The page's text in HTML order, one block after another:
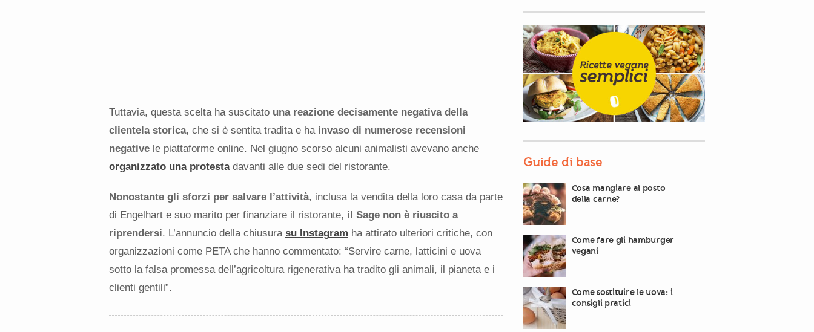
Tuttavia, questa scelta ha suscitato una reazione decisamente negativa della
clientela storica, che si è sentita tradita e ha invaso di numerose recensioni
negativele piattaforme online. Nel giugno scorso alcuni animalisti avevano anche
organizzato una protestadavanti alle due sedi del ristorante.
Nonostante gli sforzi per salvare l’attività, inclusa la vendita della loro casa da parte
di Engelhart e suo marito per finanziare il ristorante, il Sage non è riuscito a
riprendersi. L’annuncio della chiusura su Instagram ha attirato ulteriori critiche, con
organizzazioni come PETA che hanno commentato: “Servire carne, latticini e uova
sotto la falsa promessa dell’agricoltura rigenerativa ha tradito gli animali, il pianeta e i
clienti gentili”.
Guide di base
Cosa mangiare al posto
della carne?
Come fare gli hamburger
vegani
Come sostituire le uova: i
consigli pratici